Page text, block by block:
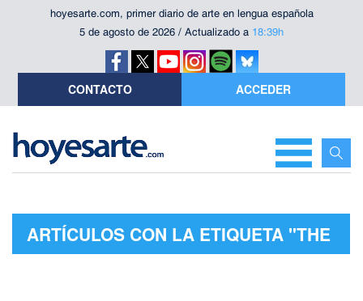
hoyesarte.com, primer diario de arte en lengua española
5 de agosto de 2026 / Actualizado a 18:39h
CONTACTO ACCEDER
ARTÍCULOS CON LA ETIQUETA "THE